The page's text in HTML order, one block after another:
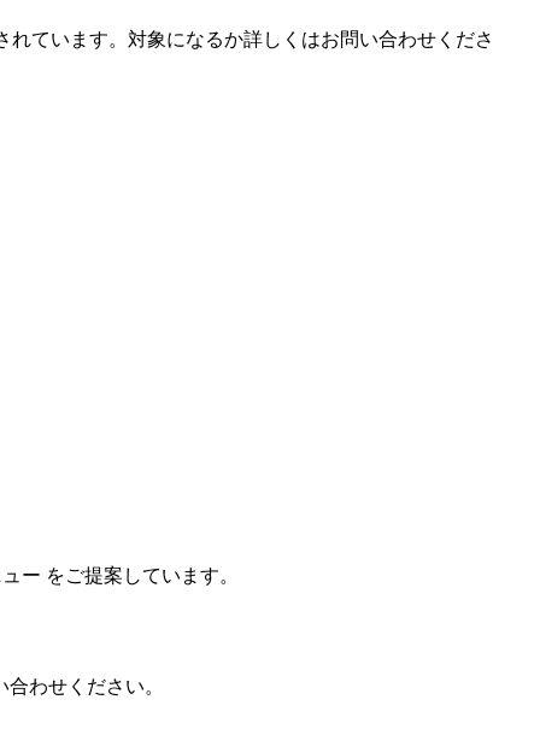
ています。対象になるか詳しくはお問い合わせくださ
ー をご提案しています。
わせください。